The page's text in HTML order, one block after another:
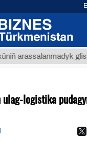
glisirrizin
logistika